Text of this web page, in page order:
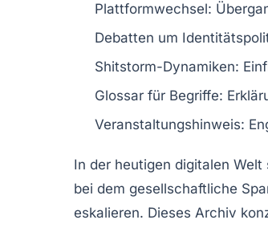
Plattformwechsel:
Debatten um
Shitstorm-Dynamiken:
Glossar für Begriffe:
Veranstaltungshinweis:
In der heutigen digitalen Welt
bei dem gesellschaftliche
eskalieren. Dieses Archiv